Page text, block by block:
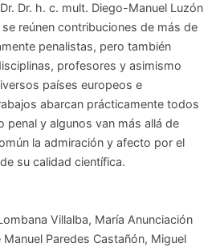
Dr. h. c. mult. Diego-Manuel Luzón
se reúnen contribuciones de más de
penalistas, pero también
profesores y asimismo
países europeos e
abarcan prácticamente todos
penal y algunos van más allá de
la admiración y afecto por el
su calidad científica.
Villalba, María Anunciación
Manuel Paredes Castañón, Miguel